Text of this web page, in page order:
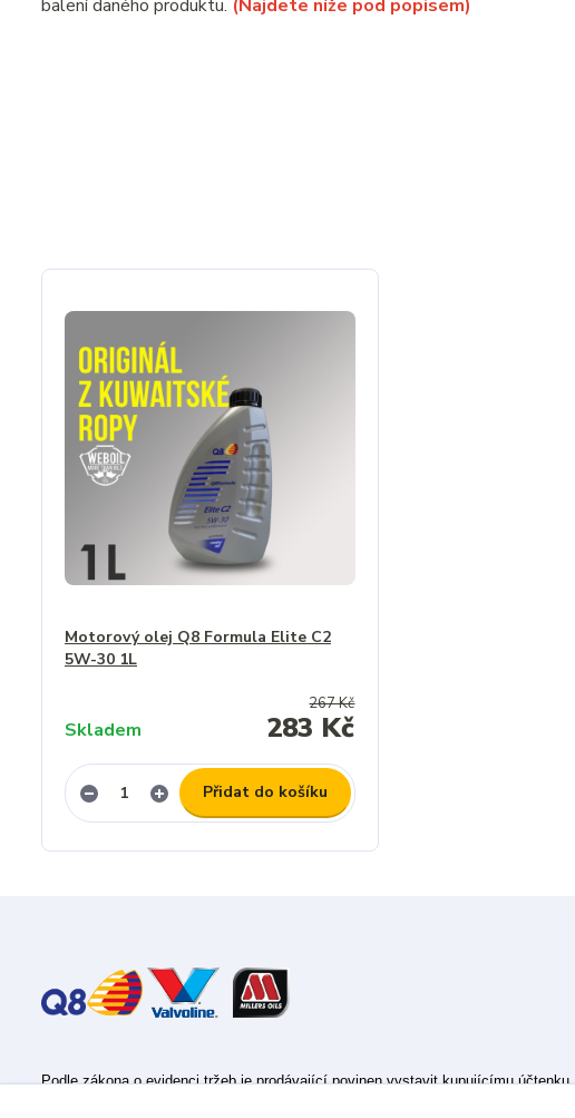
balení daného produktu. (Najdete níže pod popisem)
Motorový olej Q8 Formula Elite C2
5W-30 1L
267 Kč
283 Kč
Skladem
Přidat do košíku
Podle zákona o evidenci tržeb je prodávající povinen vystavit kupujícímu účtenku.